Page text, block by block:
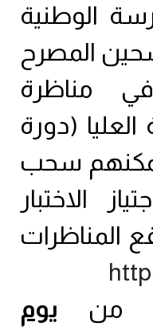
الوطنية
المصرح
مناظرة
العليا (دورة
أنه يمكنهم سحب
الاختبار
المناظرات
من يوم